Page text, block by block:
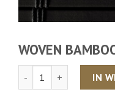
WOVEN
Aantal IN